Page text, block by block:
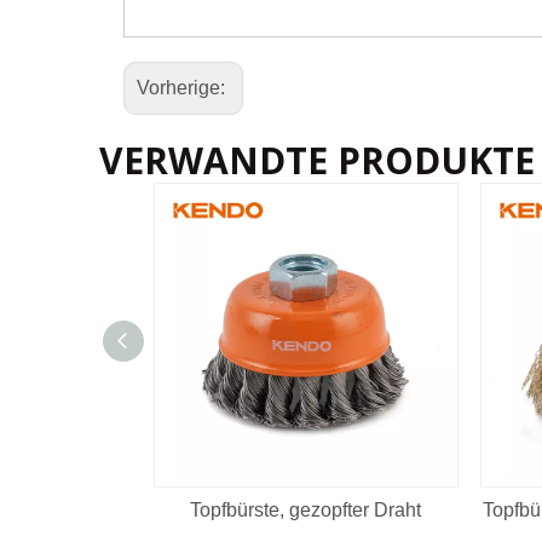
Vorherige:
VERWANDTE PRODUKTE
Topfbürste, gezopfter Draht